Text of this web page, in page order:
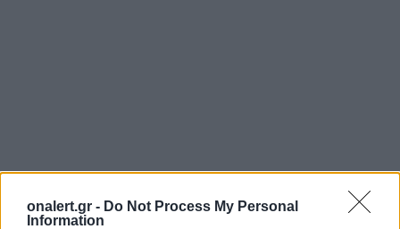
onalert.gr - Do Not Process My Personal
Information